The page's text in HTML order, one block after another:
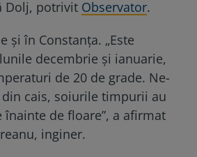
Dolj, potrivit Observator.
și în Constanța. „Este
decembrie și ianuarie,
de 20 de grade. Ne-
cais, soiurile timpurii au
de floare”, a afirmat
inginer.